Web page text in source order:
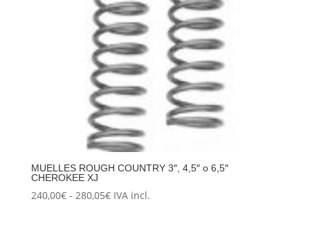
MUELLES ROUGH COUNTRY 3″, 4,5″ o 6,5″
CHEROKEE XJ
240,00€ - 280,05€Rango
IVA incl.